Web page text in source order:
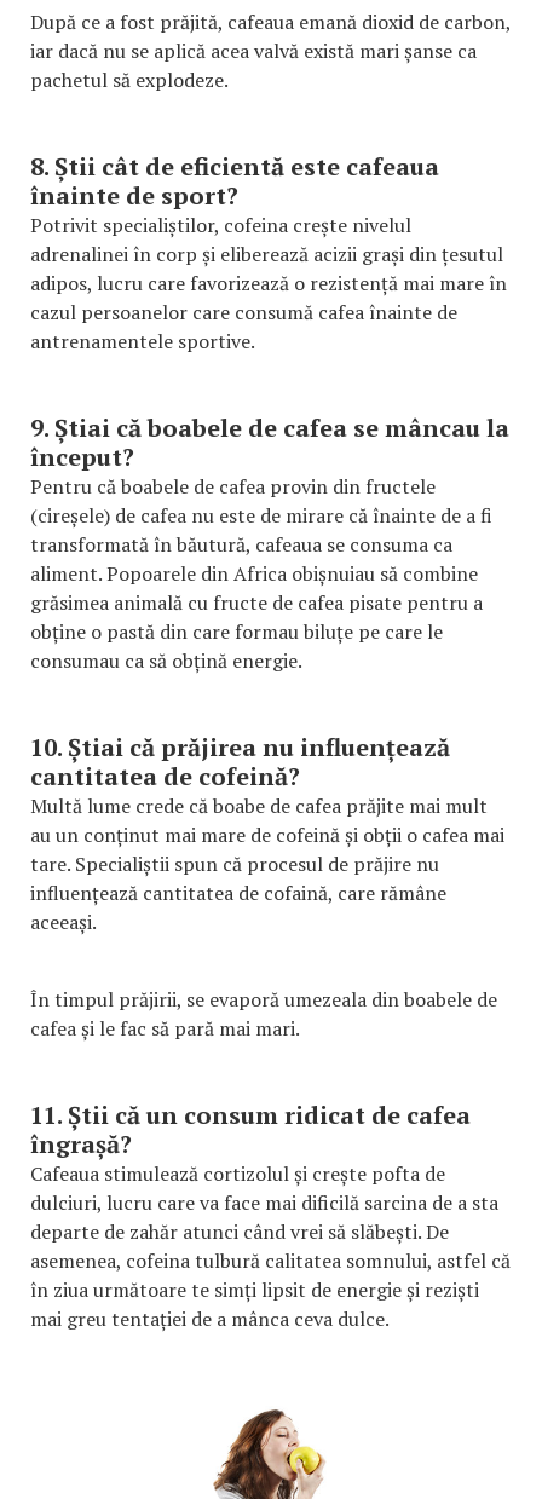
După ce a fost prăjită, cafeaua emană dioxid de carbon,
iar dacă nu se aplică acea valvă există mari șanse ca
pachetul să explodeze.
8. Știi cât de eficientă este cafeaua
înainte de sport?
Potrivit specialiștilor, cofeina crește nivelul
adrenalinei în corp și eliberează acizii grași din țesutul
adipos, lucru care favorizează o rezistență mai mare în
cazul persoanelor care consumă cafea înainte de
antrenamentele sportive.
9. Știai că boabele de cafea se mâncau la
început?
Pentru că boabele de cafea provin din fructele
(cireșele) de cafea nu este de mirare că înainte de a fi
transformată în băutură, cafeaua se consuma ca
aliment. Popoarele din Africa obișnuiau să combine
grăsimea animală cu fructe de cafea pisate pentru a
obține o pastă din care formau biluțe pe care le
consumau ca să obțină energie.
10. Știai că prăjirea nu influențează
cantitatea de cofeină?
Multă lume crede că boabe de cafea prăjite mai mult
au un conținut mai mare de cofeină și obții o cafea mai
tare. Specialiștii spun că procesul de prăjire nu
influențează cantitatea de cofaină, care rămâne
aceeași.
În timpul prăjirii, se evaporă umezeala din boabele de
cafea și le fac să pară mai mari.
11. Știi că un consum ridicat de cafea
îngrașă?
Cafeaua stimulează cortizolul și crește pofta de
dulciuri, lucru care va face mai dificilă sarcina de a sta
departe de zahăr atunci când vrei să slăbești. De
asemenea, cofeina tulbură calitatea somnului, astfel că
în ziua următoare te simți lipsit de energie și reziști
mai greu tentației de a mânca ceva dulce.